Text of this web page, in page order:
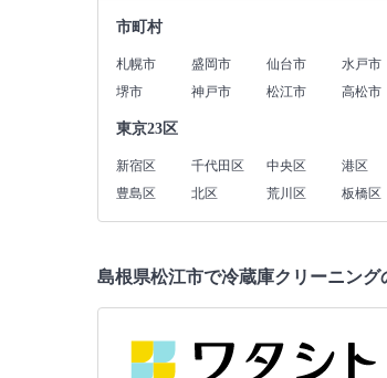
市町村
札幌市 盛岡市 仙台市 水戸市
堺市
神戸市 松江市 高松市
東京23区
新宿区 千代田区 中央区 港区
豊島区
北区 荒川区 板橋区
島根県松江市で冷蔵庫クリーニン